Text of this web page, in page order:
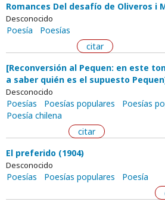
Romances Del desafío de Oliveros i
Desconocido
Poesía
Poesías
citar
[Reconversión al Pequen: en este
a saber quién es el supuesto
Desconocido
Poesías Poesías populares
Poesías
Poesía chilena
citar
El preferido (1904)
Desconocido
Poesías Poesías populares
Poesía